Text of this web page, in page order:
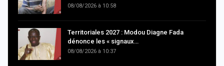
08/08/2026 à 10:58
Territoriales 2027 : Modou Diagne Fada
dénonce les « signaux…
08/08/2026 à 10:37